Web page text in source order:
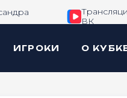
ВК
ИГРОКИ О